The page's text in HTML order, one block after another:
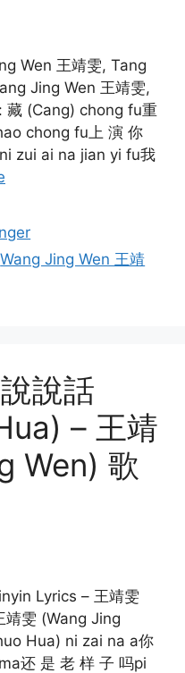
Wen 王靖雯, Tang
Jing Wen 王靖雯,
藏 (Cang) chong fu重
chong fu上 演 你
zui ai na jian yi fu我
Wang Jing Wen 王靖
說話
– 王靖
Wen) 歌
Lyrics – 王靖雯
靖雯 (Wang Jing
Hua) ni zai na a你
还 是 老 样 子 吗pi